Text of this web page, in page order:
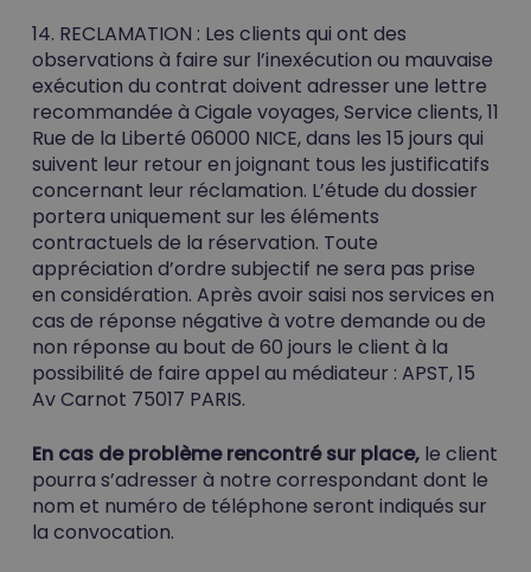
14. RECLAMATION : Les clients qui ont des
observations à faire sur l’inexécution ou mauvaise
exécution du contrat doivent adresser une lettre
recommandée à Cigale voyages, Service clients, 11
Rue de la Liberté 06000 NICE, dans les 15 jours qui
suivent leur retour en joignant tous les justificatifs
concernant leur réclamation. L’étude du dossier
portera uniquement sur les éléments
contractuels de la réservation. Toute
appréciation d’ordre subjectif ne sera pas prise
en considération. Après avoir saisi nos services en
cas de réponse négative à votre demande ou de
non réponse au bout de 60 jours le client à la
possibilité de faire appel au médiateur : APST, 15
Av Carnot 75017 PARIS.
En cas de problème rencontré sur place,le client
pourra s’adresser à notre correspondant dont le
nom et numéro de téléphone seront indiqués sur
la convocation.